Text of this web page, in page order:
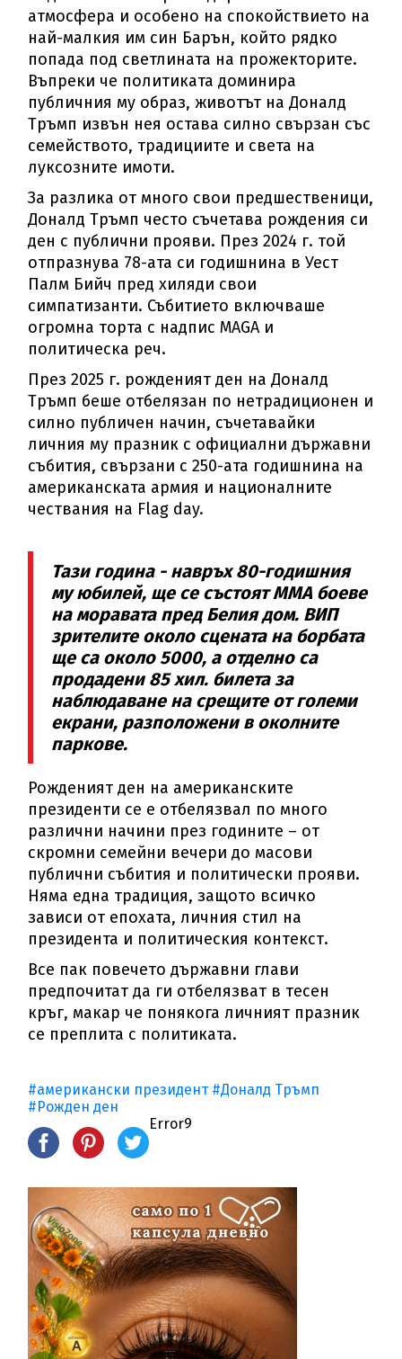
атмосфера и особено на спокойствието на
най-малкия им син Барън, който рядко
попада под светлината на прожекторите.
Въпреки че политиката доминира
публичния му образ, животът на Доналд
Тръмп извън нея остава силно свързан със
семейството, традициите и света на
луксозните имоти.
За разлика от много свои предшественици,
Доналд Тръмп често съчетава рождения си
ден с публични прояви. През 2024 г. той
отпразнува 78-ата си годишнина в Уест
Палм Бийч пред хиляди свои
симпатизанти. Събитието включваше
огромна торта с надпис MAGA и
политическа реч.
През 2025 г. рожденият ден на Доналд
Тръмп беше отбелязан по нетрадиционен и
силно публичен начин, съчетавайки
личния му празник с официални държавни
събития, свързани с 250-ата годишнина на
американската армия и националните
чествания на Flag day.
Тази година - навръх 80-годишния
му юбилей, ще се състоят ММА боеве
на моравата пред Белия дом. ВИП
зрителите около сцената на борбата
ще са около 5000, а отделно са
продадени 85 хил. билета за
наблюдаване на срещите от големи
екрани, разположени в околните
паркове.
Рожденият ден на американските
президенти се е отбелязвал по много
различни начини през годините – от
скромни семейни вечери до масови
публични събития и политически прояви.
Няма една традиция, защото всичко
зависи от епохата, личния стил на
президента и политическия контекст.
Все пак повечето държавни глави
предпочитат да ги отбелязват в тесен
кръг, макар че понякога личният празник
се преплита с политиката.
#американски президент #Доналд Тръмп
#Рожден ден
Error9